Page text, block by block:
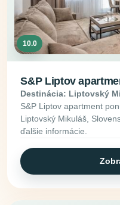
10.0
S&P Liptov
Destinácia: Liptovský
S&P Liptov apartment
Liptovský Mikuláš,
ďalšie informácie.